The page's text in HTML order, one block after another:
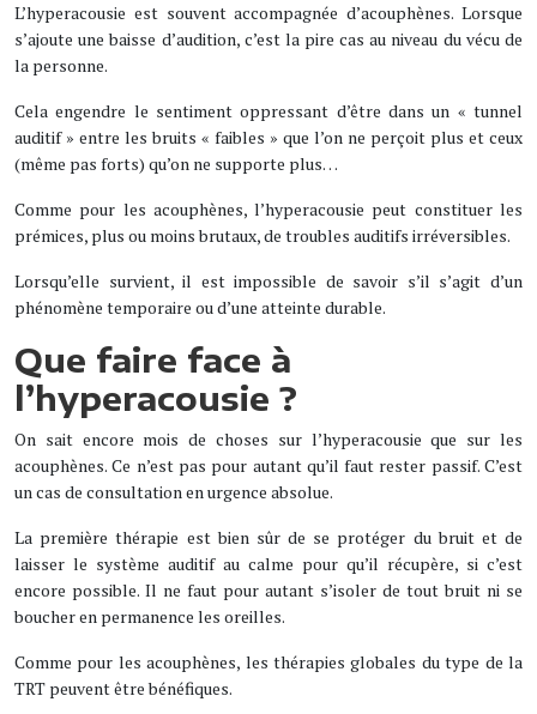
L’hyperacousie est souvent accompagnée d’acouphènes. Lorsque
s’ajoute une baisse d’audition, c’est la pire cas au niveau du vécu de
la personne.
Cela engendre le sentiment oppressant d’être dans un « tunnel
auditif » entre les bruits « faibles » que l’on ne perçoit plus et ceux
(même pas forts) qu’on ne supporte plus…
Comme pour les acouphènes, l’hyperacousie peut constituer les
prémices, plus ou moins brutaux, de troubles auditifs irréversibles.
Lorsqu’elle survient, il est impossible de savoir s’il s’agit d’un
phénomène temporaire ou d’une atteinte durable.
Que faire face à
l’hyperacousie ?
On sait encore mois de choses sur l’hyperacousie que sur les
acouphènes. Ce n’est pas pour autant qu’il faut rester passif. C’est
un cas de consultation en urgence absolue.
La première thérapie est bien sûr de se protéger du bruit et de
laisser le système auditif au calme pour qu’il récupère, si c’est
encore possible. Il ne faut pour autant s’isoler de tout bruit ni se
boucher en permanence les oreilles.
Comme pour les acouphènes, les thérapies globales du type de la
TRT peuvent être bénéfiques.